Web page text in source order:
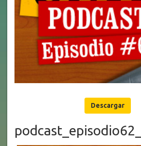
Descargar